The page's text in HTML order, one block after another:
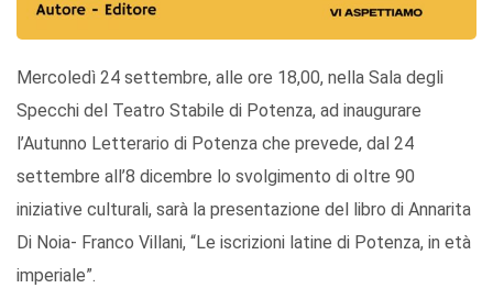
Mercoledì 24 settembre, alle ore 18,00, nella Sala degli
Specchi del Teatro Stabile di Potenza, ad inaugurare
l’Autunno Letterario di Potenza che prevede, dal 24
settembre all’8 dicembre lo svolgimento di oltre 90
iniziative culturali, sarà la presentazione del libro di Annarita
Di Noia- Franco Villani, “Le iscrizioni latine di Potenza, in età
imperiale”.